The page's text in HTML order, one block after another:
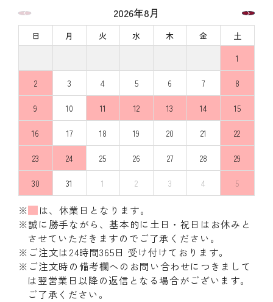
2026年8月
日 月 火 水 木 金
土
1
2 3 4 5 6 7 8
9 10 11 12 13 14 15
16 17 18 19 20 21 22
23 24 25 26 27 28 29
30 31 1 2 3 4 5
※
は、休業日となります。
※誠に勝手ながら、基本的に土日・祝日はお休みと
させていただきますのでご了承ください。
※ご注文は24時間365日 受け付けております。
※ご注文時の備考欄へのお問い合わせにつきまして
は翌営業日以降の返信となる場合がございます。
ご了承ください。